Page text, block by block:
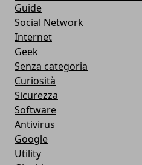
Guide
Social Network
Internet
Geek
Senza categoria
Curiosità
Sicurezza
Software
Antivirus
Google
Utility